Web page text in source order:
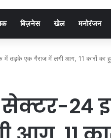
बिज़नेस खेल मनोरंजन
में तड़के एक गैराज में लगी आग, 11 कारों का
सेक्टर-